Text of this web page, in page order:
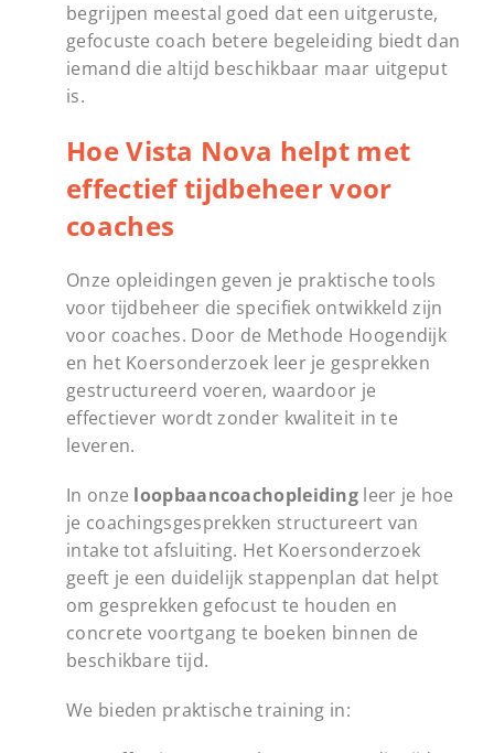
begrijpen meestal goed dat een uitgeruste,
gefocuste coach betere begeleiding biedt dan
iemand die altijd beschikbaar maar uitgeput
is.
Hoe Vista Nova helpt met
effectief tijdbeheer voor
coaches
Onze opleidingen geven je praktische tools
voor tijdbeheer die specifiek ontwikkeld zijn
voor coaches. Door de Methode Hoogendijk
en het Koersonderzoek leer je gesprekken
gestructureerd voeren, waardoor je
effectiever wordt zonder kwaliteit in te
leveren.
In onze loopbaancoachopleiding leer je hoe
je coachingsgesprekken structureert van
intake tot afsluiting. Het Koersonderzoek
geeft je een duidelijk stappenplan dat helpt
om gesprekken gefocust te houden en
concrete voortgang te boeken binnen de
beschikbare tijd.
We bieden praktische training in: